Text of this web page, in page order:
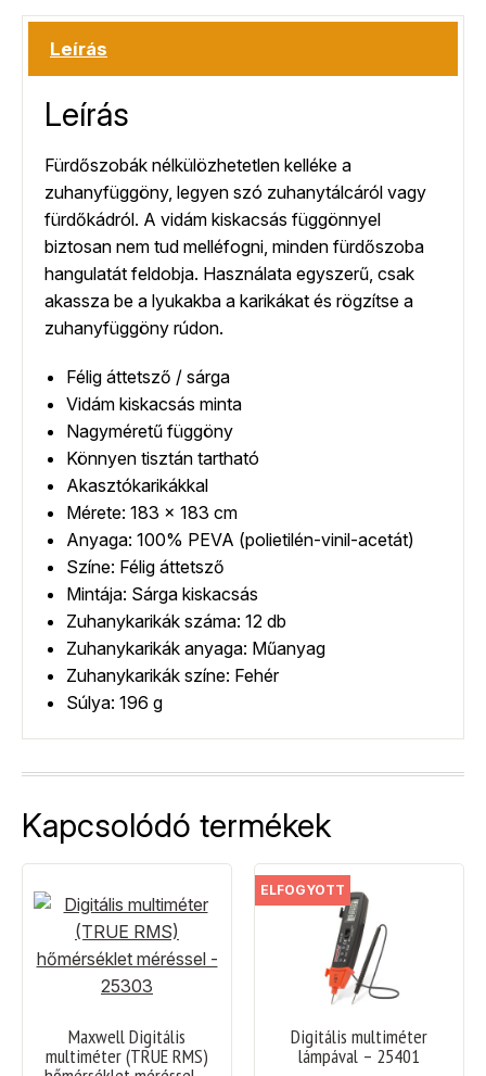
Leírás
Leírás
Fürdőszobák nélkülözhetetlen kelléke a
zuhanyfüggöny, legyen szó zuhanytálcáról vagy
fürdőkádról. A vidám kiskacsás függönnyel
biztosan nem tud melléfogni, minden fürdőszoba
hangulatát feldobja. Használata egyszerű, csak
akassza be a lyukakba a karikákat és rögzítse a
zuhanyfüggöny rúdon.
Félig áttetsző / sárga
Vidám kiskacsás minta
Nagyméretű függöny
Könnyen tisztán tartható
Akasztókarikákkal
Mérete: 183 x 183 cm
Anyaga: 100% PEVA (polietilén-vinil-acetát)
Színe: Félig áttetsző
Mintája: Sárga kiskacsás
Zuhanykarikák száma: 12 db
Zuhanykarikák anyaga: Műanyag
Zuhanykarikák színe: Fehér
Súlya: 196 g
Kapcsolódó termékek
Maxwell Digitális
multiméter (TRUE RMS)
ELFOGYOTT
Digitális multiméter
lámpával – 25401